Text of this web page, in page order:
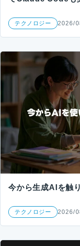
テクノロジー 2026/
今から生成AIを触
テクノロジー 2026/